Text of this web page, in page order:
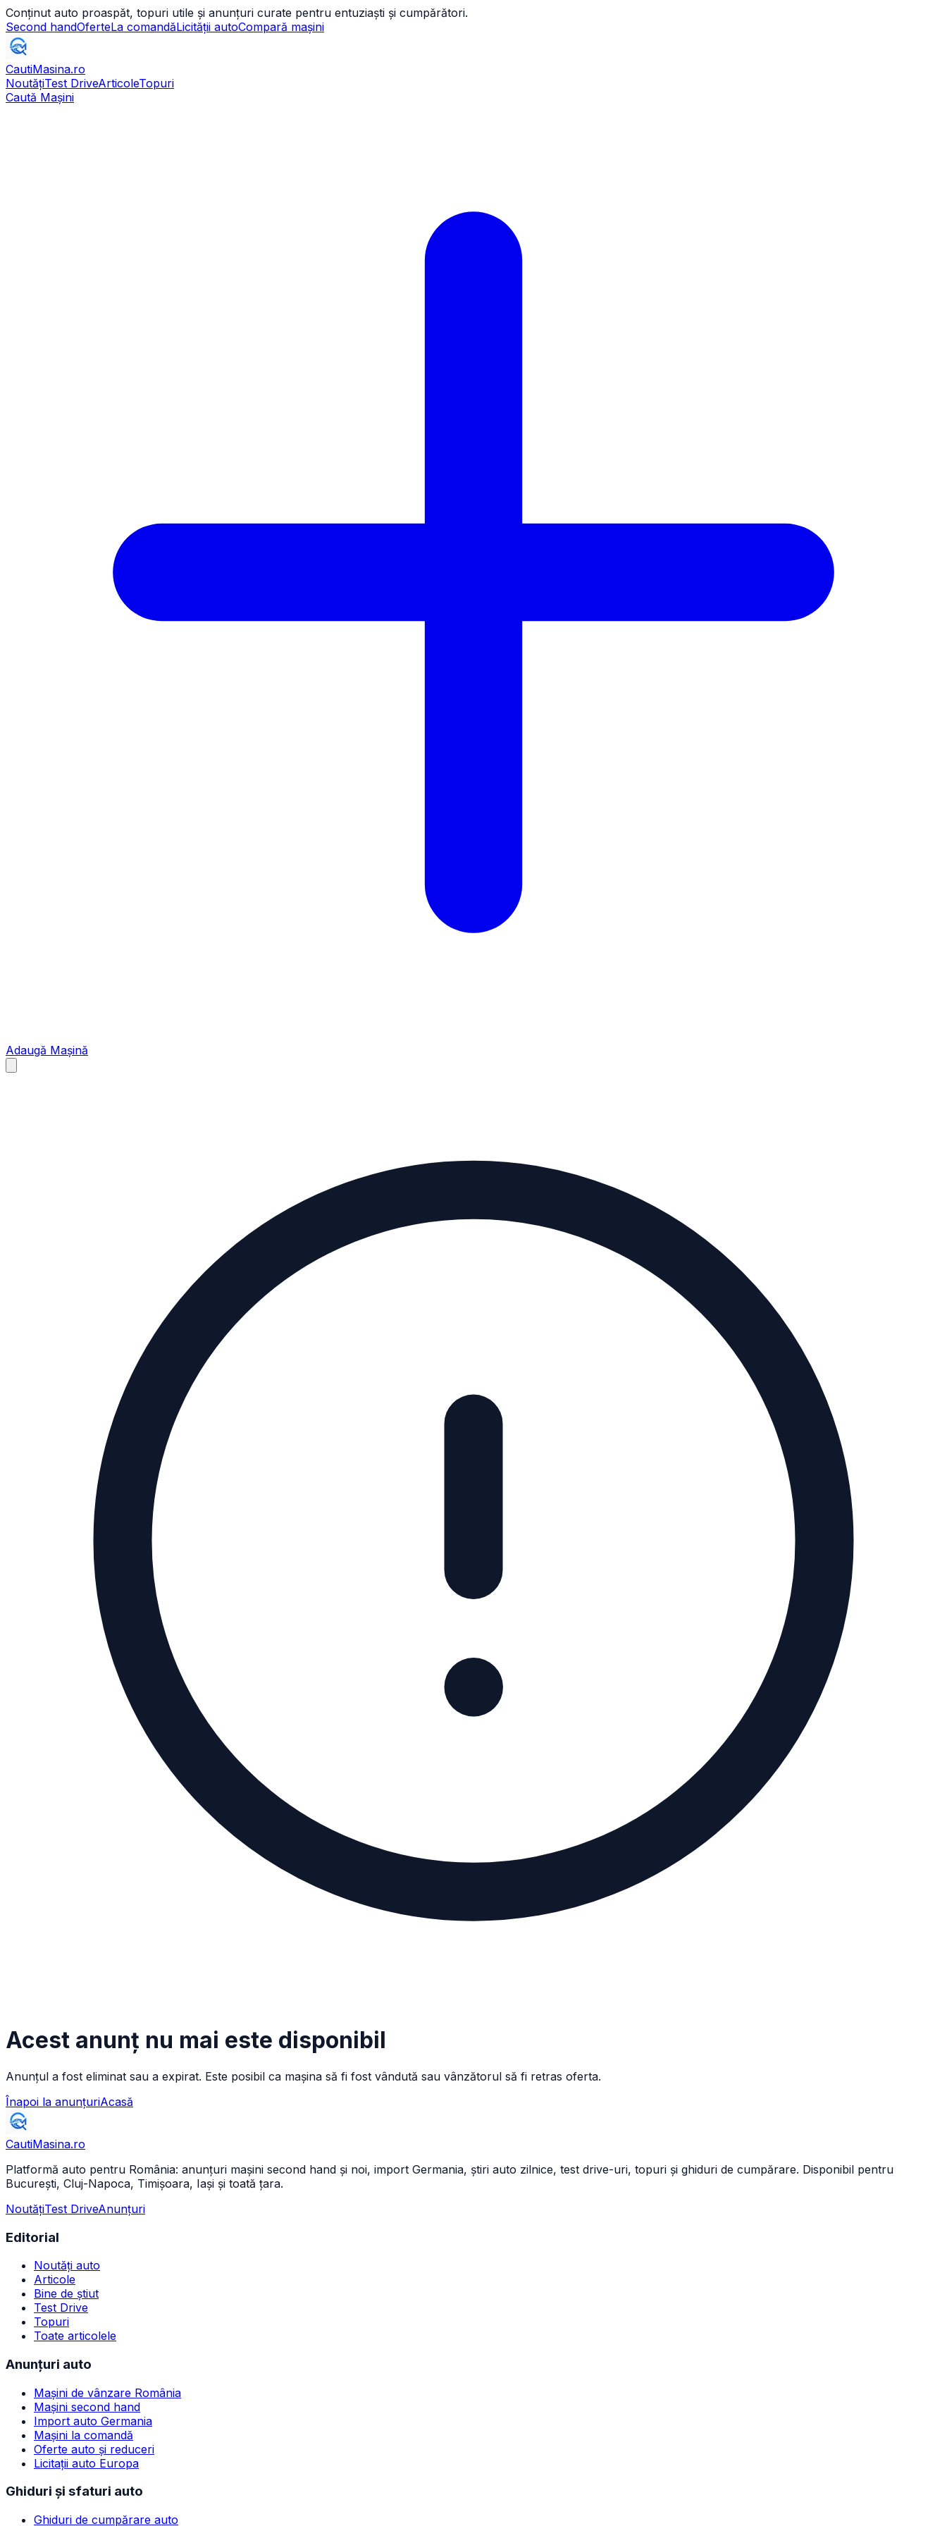
Conținut auto proaspăt, topuri utile și anunțuri curate pentru entuziaști și cumpărători.
Second handOferteLa comandăLicității autoCompară mașini
CautiMasina.ro
NoutățiTest DriveArticoleTopuri
Caută Mașini
Adaugă Mașină
Acest anunț nu mai este disponibil
Anunțul a fost eliminat sau a expirat. Este posibil ca mașina să fi fost vândută sau vânzătorul să fi retras oferta.
Înapoi la anunțuriAcasă
CautiMasina.ro
Platformă auto pentru România: anunțuri mașini second hand și noi, import Germania, știri auto zilnice, test drive-uri, topuri și ghiduri de cumpărare. Disponibil pentru
București, Cluj-Napoca, Timișoara, Iași și toată țara.
NoutățiTest DriveAnunțuri
Editorial
Noutăți auto
Articole
Bine de știut
Test Drive
Topuri
Toate articolele
Anunțuri auto
Mașini de vânzare România
Mașini second hand
Import auto Germania
Mașini la comandă
Oferte auto și reduceri
Licitații auto Europa
Ghiduri și sfaturi auto
Ghiduri de cumpărare auto